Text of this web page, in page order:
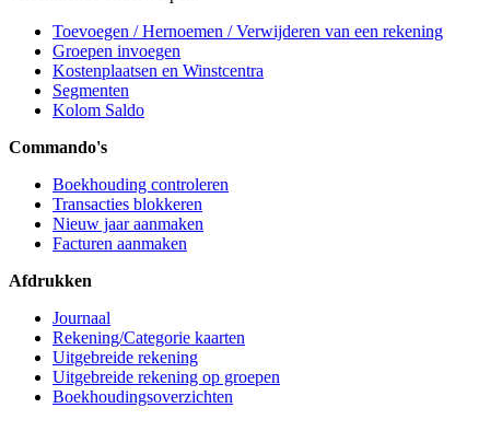
Toevoegen / Hernoemen / Verwijderen van een rekening
Groepen invoegen
Kostenplaatsen en Winstcentra
Segmenten
Kolom Saldo
Commando's
Boekhouding controleren
Transacties blokkeren
Nieuw jaar aanmaken
Facturen aanmaken
Afdrukken
Journaal
Rekening/Categorie kaarten
Uitgebreide rekening
Uitgebreide rekening op groepen
Boekhoudingsoverzichten